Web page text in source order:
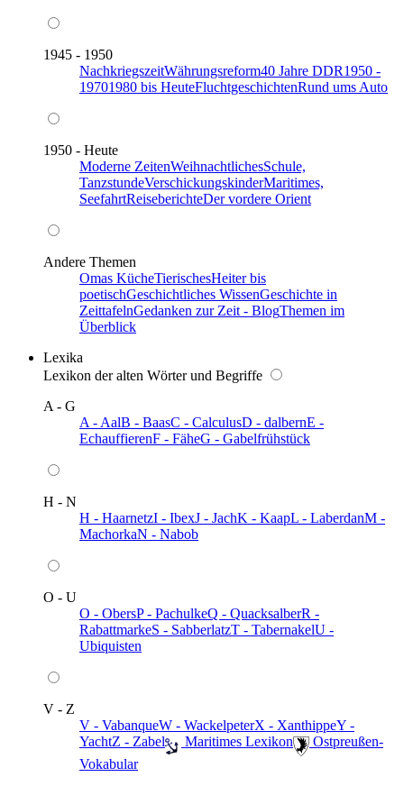
1945 - 1950
NachkriegszeitWährungsreform40 Jahre DDR1950 -
19701980 bis HeuteFluchtgeschichtenRund ums Auto
1950 - Heute
Moderne ZeitenWeihnachtlichesSchule,
TanzstundeVerschickungskinderMaritimes,
SeefahrtReiseberichteDer vordere Orient
Andere Themen
Omas KücheTierischesHeiter bis
poetischGeschichtliches WissenGeschichte in
ZeittafelnGedanken zur Zeit - BlogThemen im
Überblick
Lexika
Lexikon der alten Wörter und Begriffe
A - G
A - AalB - BaasC - CalculusD - dalbernE -
EchauffierenF - FäheG - Gabelfrühstück
H - N
H - HaarnetzI - IbexJ - JachK - KaapL - LaberdanM -
MachorkaN - Nabob
O - U
O - ObersP - PachulkeQ - QuacksalberR -
RabattmarkeS - SabberlatzT - TabernakelU -
Ubiquisten
V - Z
V - VabanqueW - WackelpeterX - XanthippeY -
YachtZ - Zabel ️ Maritimes Lexikon
️ Ostpreußen-
Vokabular